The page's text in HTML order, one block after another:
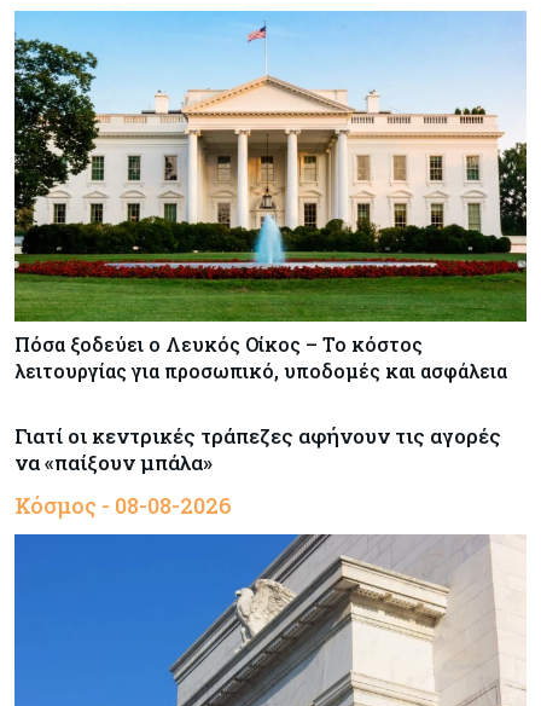
Πόσα ξοδεύει ο Λευκός Οίκος – Το κόστος
λειτουργίας για προσωπικό, υποδομές και ασφάλεια
Γιατί οι κεντρικές τράπεζες αφήνουν τις αγορές
να «παίξουν μπάλα»
Κόσμος - 08-08-2026